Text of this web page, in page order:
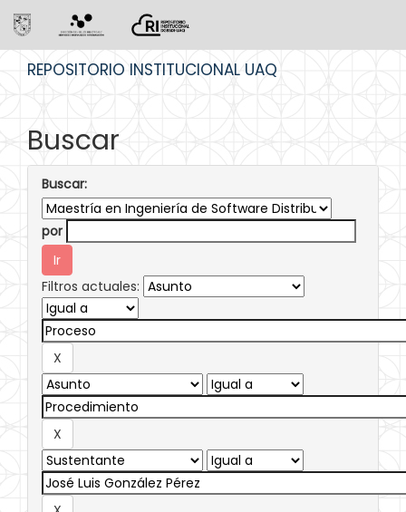
REPOSITORIO INSTITUCIONAL UAQ
Buscar
Buscar:
por
Filtros actuales: